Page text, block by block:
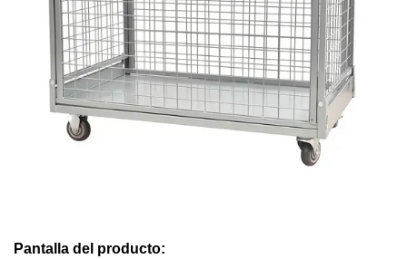
Pantalla del producto: